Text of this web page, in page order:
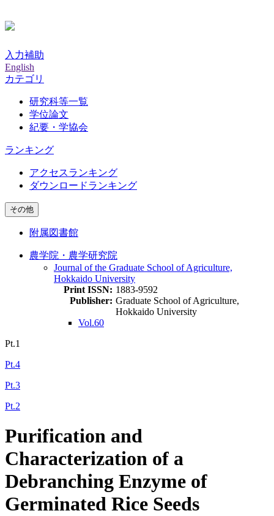
入力補助
English
カテゴリ
研究科等一覧
学位論文
紀要・学協会
ランキング
アクセスランキング
ダウンロードランキング
その他
附属図書館
農学院・農学研究院
Journal of the Graduate School of Agriculture,
Hokkaido University
Print ISSN: 1883-9592
Publisher: Graduate School of Agriculture,
Hokkaido University
Vol.60
Pt.1
Pt.4
Pt.3
Pt.2
Purification and
Characterization of a
Debranching Enzyme of
Germinated Rice Seeds